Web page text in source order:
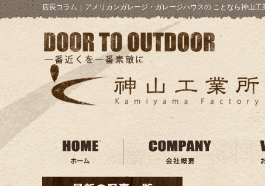
店長コラム ｜ アメリカンガレージ・ガレージハウスの ことなら神山工